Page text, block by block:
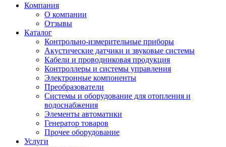
Компания
О компании
Отзывы
Каталог
Контрольно-измерительные приборы
Акустические датчики и звуковые системы
Кабели и проводниковая продукция
Контроллеры и системы управления
Электронные компоненты
Преобразователи
Системы и оборудование для отопления и
водоснабжения
Элементы автоматики
Генератор товаров
Прочее оборудование
Услуги